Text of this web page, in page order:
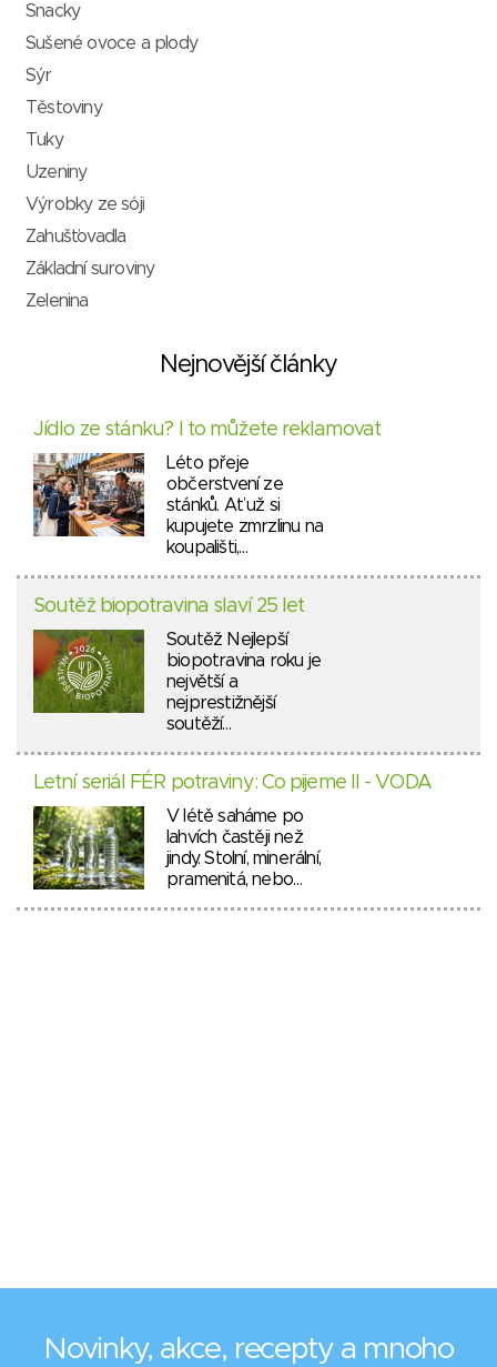
Snacky
Sušené ovoce a plody
Sýr
Těstoviny
Tuky
Uzeniny
Výrobky ze sóji
Zahušťovadla
Základní suroviny
Zelenina
Nejnovější články
Jídlo ze stánku? I to můžete reklamovat
Léto přeje
občerstvení ze
stánků. Ať už si
kupujete zmrzlinu na
koupališti,…
Soutěž biopotravina slaví 25 let
Soutěž Nejlepší
biopotravina roku je
největší a
nejprestižnější
soutěží…
Letní seriál FÉR potraviny: Co pijeme II - VODA
V létě saháme po
lahvích častěji než
jindy. Stolní, minerální,
pramenitá, nebo…
Novinky, akce, recepty a mnoho